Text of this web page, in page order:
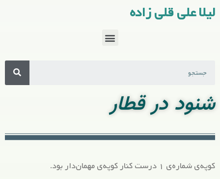
لیلا علی قلی زاده
شنود در قطار
کوپه‌ی شماره‌ی ۱ درست کنار کوپه‌ی مهمان‌دار بود.